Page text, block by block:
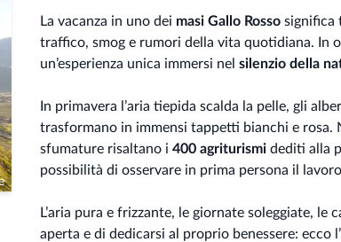
La vacanza in uno dei masi Gallo Rosso significa
traffico, smog e rumori della vita quotidiana. In
un’esperienza unica immersi nelsilenzio della
In primavera l’aria tiepida scalda la pelle, gli
trasformano in immensi tappetti bianchi e rosa.
sfumature risaltano i400 agriturismi dediti alla
possibilità di osservare in prima persona il
L’aria pura e frizzante, le giornate soleggiate, le
aperta e di dedicarsi al proprio benessere: ecco